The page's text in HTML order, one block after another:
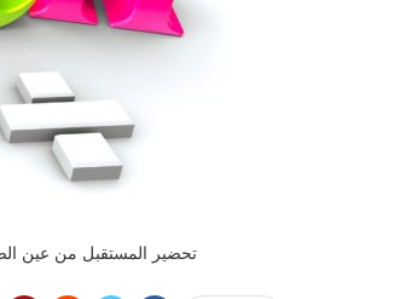
تحضير المستقبل من عين الضرب في 9 مادة الرياضيات الصف الثالث الابتدائي